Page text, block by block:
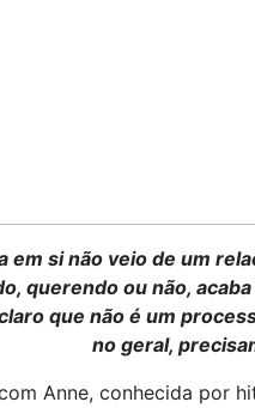
em si não veio de um
querendo ou não,
que não é um
no geral,
Anne, conhecida por